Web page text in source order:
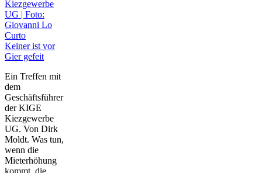
Keiner ist vor
Gier gefeit
Ein Treffen mit
dem
Geschäftsführer
der KIGE
Kiezgewerbe
UG. Von Dirk
Moldt. Was tun,
wenn die
Mieterhöhung
kommt, die